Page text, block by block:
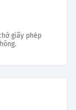
giấy phép